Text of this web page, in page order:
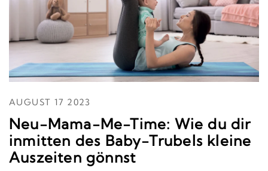
AUGUST 17 2023
Neu-Mama-Me-Time: Wie du dir
inmitten des Baby-Trubels kleine
Auszeiten gönnst